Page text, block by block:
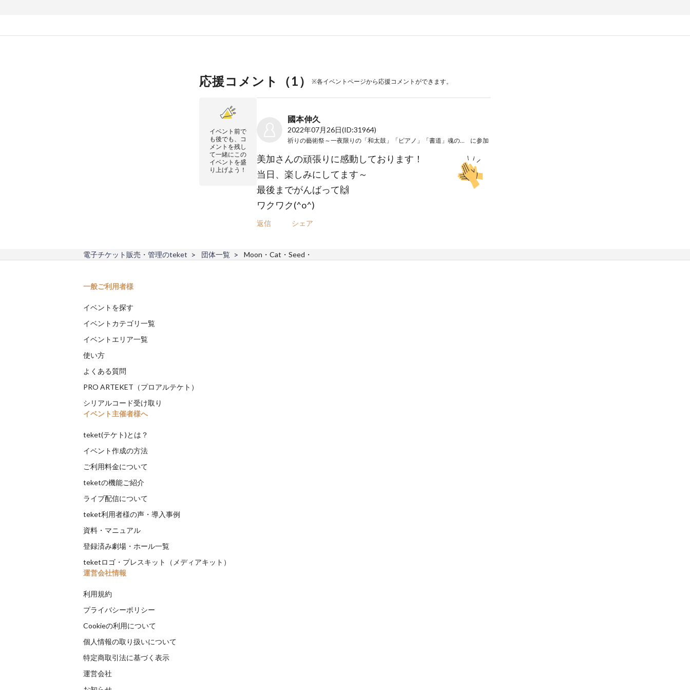
応援コメント（1） ※各イベントページから応援コメントができます。
イベント前で
も後でも、コ
メントを残し
て一緒にこの
イベントを盛
り上げよう！
國本伸久
2022年07月26日(ID:31964)
祈りの藝術祭～一夜限りの「和太鼓」「ピアノ」「書道」魂の即興演奏 に参加
美加さんの頑張りに感動しております！
当日、楽しみにしてます～
最後までがんばって🙌
ワクワク(^o^)
返信 シェア
電子チケット販売・管理のteket 団体一覧 Moon・Cat・Seed・
一般ご利用者様
イベントを探す
イベントカテゴリ一覧
イベントエリア一覧
使い方
よくある質問
PRO ARTEKET（プロアルテケト）
シリアルコード受け取り
イベント主催者様へ
teket(テケト)とは？
イベント作成の方法
ご利用料金について
teketの機能ご紹介
ライブ配信について
teket利用者様の声・導入事例
資料・マニュアル
登録済み劇場・ホール一覧
teketロゴ・プレスキット（メディアキット）
運営会社情報
利用規約
プライバシーポリシー
Cookieの利用について
個人情報の取り扱いについて
特定商取引法に基づく表示
運営会社